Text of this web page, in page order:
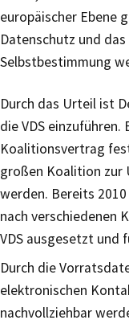
europäischer Ebene
Datenschutz und
Selbstbestimmung
Durch das Urteil ist
die VDS
Koalitionsvertrag
großen Koalition zur
werden. Bereits
nach verschiedenen
VDS ausgesetzt und
Durch die
elektronischen
nachvollziehbar